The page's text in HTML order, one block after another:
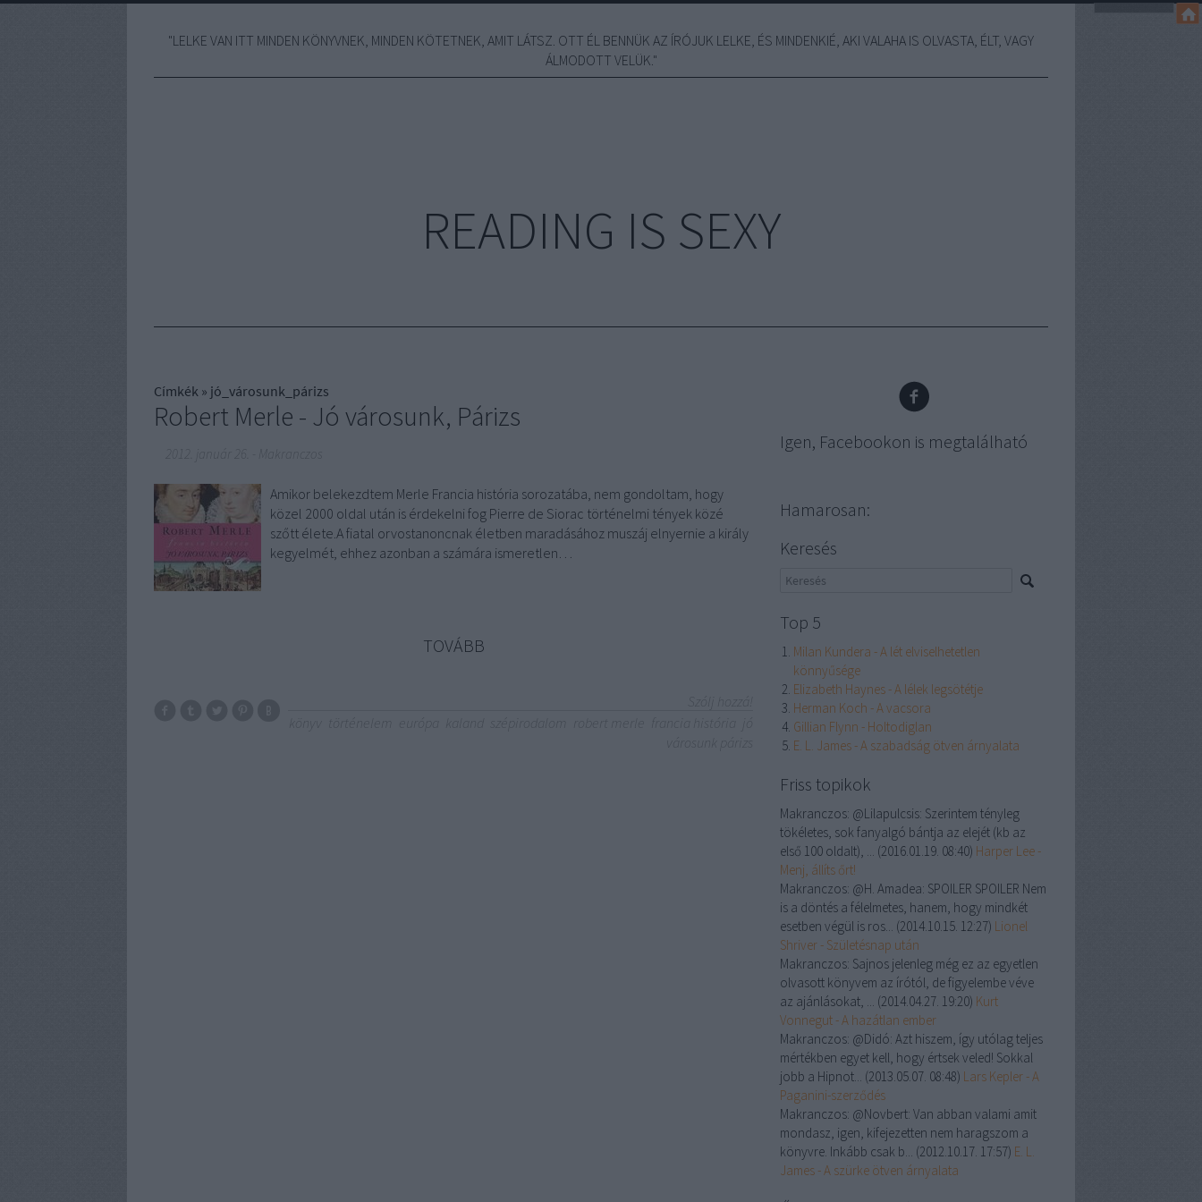
"LELKE VAN ITT MINDEN KÖNYVNEK, MINDEN KÖTETNEK, AMIT LÁTSZ. OTT ÉL BENNÜK AZ ÍRÓJUK LELKE, ÉS MINDENKIÉ, AKI VALAHA IS OLVASTA, ÉLT, VAGY
ÁLMODOTT VELÜK."
READING IS SEXY
Címkék » jó_városunk_párizs
Robert Merle - Jó városunk, Párizs
Makranczos
Amikor belekezdtem Merle Francia história sorozatába, nem gondoltam, hogy
közel 2000 oldal után is érdekelni fog Pierre de Siorac történelmi tények közé
szőtt élete.A fiatal orvostanoncnak életben maradásához muszáj elnyernie a király
kegyelmét, ehhez azonban a számára ismeretlen…
TOVÁBB
Igen, Facebookon is megtalálható
Hamarosan:
Keresés
Top 5
Milan Kundera - A lét elviselhetetlen
könnyűsége
Elizabeth Haynes - A lélek legsötétje
Herman Koch - A vacsora
Gillian Flynn - Holtodiglan
E. L. James - A szabadság ötven árnyalata
Friss topikok
Makranczos: @Lilapulcsis: Szerintem tényleg
tökéletes, sok fanyalgó bántja az elejét (kb az
első 100 oldalt), ... (2016.01.19. 08:40) Harper Lee -
Menj, állíts őrt!
Makranczos: @H. Amadea: SPOILER SPOILER Nem
is a döntés a félelmetes, hanem, hogy mindkét
esetben végül is ros... (2014.10.15. 12:27) Lionel
Shriver - Születésnap után
Makranczos: Sajnos jelenleg még ez az egyetlen
olvasott könyvem az írótól, de figyelembe véve
az ajánlásokat, ... (2014.04.27. 19:20) Kurt
Vonnegut - A hazátlan ember
Makranczos: @Didó: Azt hiszem, így utólag teljes
mértékben egyet kell, hogy értsek veled! Sokkal
jobb a Hipnot... (2013.05.07. 08:48) Lars Kepler - A
Paganini-szerződés
Makranczos: @Novbert: Van abban valami amit
mondasz, igen, kifejezetten nem haragszom a
könyvre. Inkább csak b... (2012.10.17. 17:57) E. L.
James - A szürke ötven árnyalata